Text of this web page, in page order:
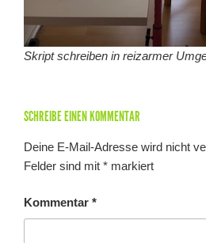
Skript schreiben in reizarmer
SCHREIBE EINEN KOMMENTAR
Deine E-Mail-Adresse wird nicht
Felder sind mit * markiert
Kommentar *